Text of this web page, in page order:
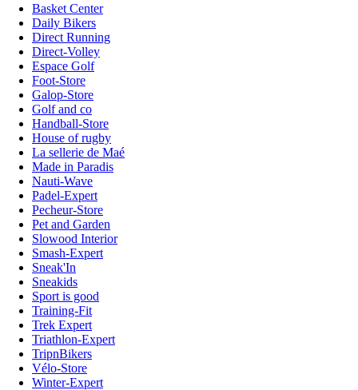
Basket Center
Daily Bikers
Direct Running
Direct-Volley
Espace Golf
Foot-Store
Galop-Store
Golf and co
Handball-Store
House of rugby
La sellerie de Maé
Made in Paradis
Nauti-Wave
Padel-Expert
Pecheur-Store
Pet and Garden
Slowood Interior
Smash-Expert
Sneak'In
Sneakids
Sport is good
Training-Fit
Trek Expert
Triathlon-Expert
TripnBikers
Vélo-Store
Winter-Expert